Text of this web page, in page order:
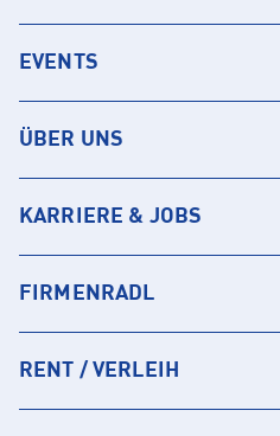
EVENTS
ÜBER UNS
KARRIERE & JOBS
FIRMENRADL
RENT / VERLEIH